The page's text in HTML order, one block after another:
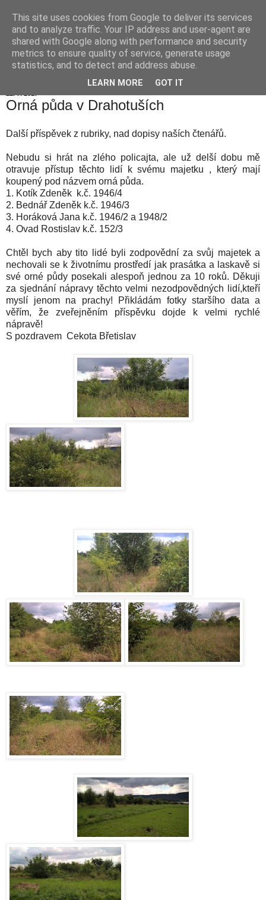
Hranické listy
Orná půda v Drahotuších
Další příspěvek z rubriky, nad dopisy naších čtenářů.
Nebudu si hrát na zlého policajta, ale už delší dobu mě
otravuje přístup těchto lidí k svému majetku , který mají
koupený pod názvem orná půda.
1. Kotík Zdeněk k.č. 1946/4
2. Bednář Zdeněk k.č. 1946/3
3. Horáková Jana k.č. 1946/2 a 1948/2
4. Ovad Rostislav k.č. 152/3
Chtěl bych aby tito lidé byli zodpovědní za svůj majetek a
nechovali se k životnímu prostředí jak prasátka a laskavě si
své orné půdy posekali alespoň jednou za 10 roků. Děkuji
za sjednání nápravy těchto velmi nezodpovědných lidí,kteří
myslí jenom na prachy! Přikládám fotky staršího data a
věřím, že zveřejněním příspěvku dojde k velmi rychlé
nápravě!
S pozdravem Cekota Břetislav
This site uses cookies from Google to deliver its services
and to analyze traffic. Your IP address and user-agent are
shared with Google along with performance and security
metrics to ensure quality of service, generate usage
statistics, and to detect and address abuse.
LEARN MORE GOT IT